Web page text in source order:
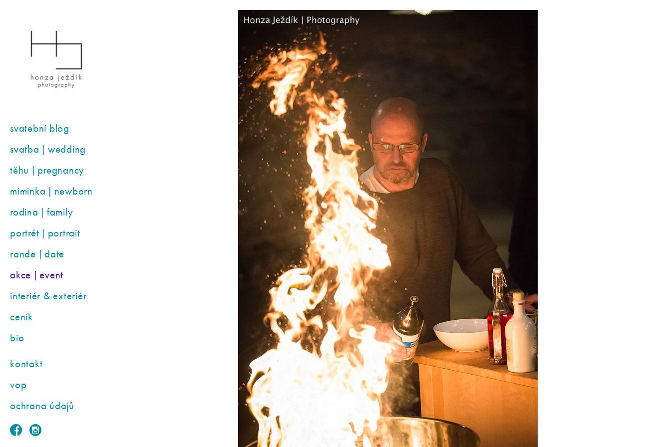
svatební blog
svatba | wedding
těhu | pregnancy
miminka | newborn
rodina | family
portrét | portrait
rande | date
akce | event
interiér & exteriér
ceník
bio
kontakt
vop
ochrana údajů